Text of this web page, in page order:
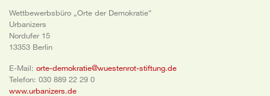
Wettbewerbsbüro „Orte der Demokratie“
Urbanizers
Nordufer 15
13353 Berlin
E-Mail: orte-demokratie@wuestenrot-stiftung.de
Telefon: 030 889 22 29 0
www.urbanizers.de